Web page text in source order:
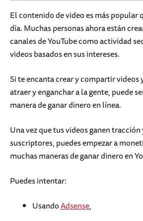
El contenido de video es más popular
día. Muchas personas ahora están
canales de YouTube como actividad
videos basados en sus intereses.
Si te encanta crear y compartir videos
atraer y enganchar a la gente, puede
manera de ganar dinero en línea.
Una vez que tus videos ganen
suscriptores, puedes empezar a
muchas maneras de ganar dinero en
Puedes intentar:
UsandoAdsense,